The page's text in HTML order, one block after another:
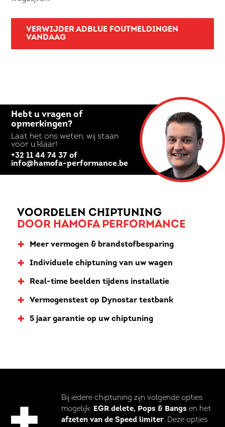
VERWIJDER ADBLUE FOUTMELDINGEN
VANDAAG
Hebt u vragen of
opmerkingen?
Laat het ons weten, wij staan
voor u klaar!
+32 11 44 74 37 of
info@hamofa-performance.be
VOORDELEN CHIPTUNING
DOOR HAMOFA PERFORMANCE
+ Meer vermogen & brandstofbesparing
+ Individuele chiptuning van uw wagen
+ Real-time beelden tijdens installatie
+ Vermogenstest op Dynostar testbank
+ 5 jaar garantie op uw chiptuning
Bij iedere chiptuning zijn volgende opties
mogelijk: EGR delete, Pops & Bangs en het
afzeten van de Speed limiter. Deze opties